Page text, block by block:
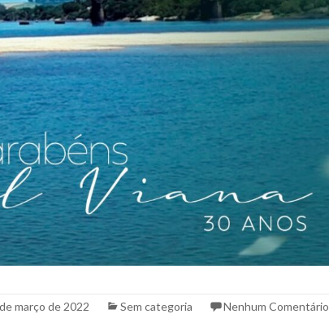
março de 2022 Sem categoria Nenhum Comentário